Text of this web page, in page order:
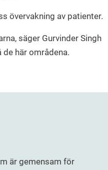
övervakning av patienter.
säger Gurvinder Singh
här områdena.
är gemensam för